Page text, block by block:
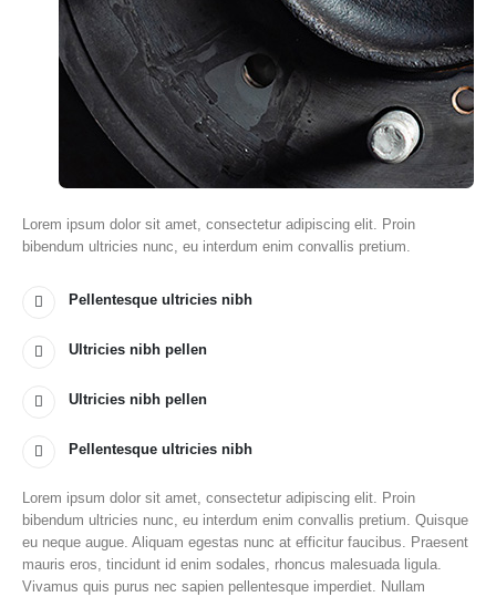
Lorem ipsum dolor sit amet, consectetur adipiscing elit. Proin
bibendum ultricies nunc, eu interdum enim convallis pretium.
Pellentesque ultricies nibh
Ultricies nibh pellen
Ultricies nibh pellen
Pellentesque ultricies nibh
Lorem ipsum dolor sit amet, consectetur adipiscing elit. Proin
bibendum ultricies nunc, eu interdum enim convallis pretium. Quisque
eu neque augue. Aliquam egestas nunc at efficitur faucibus. Praesent
mauris eros, tincidunt id enim sodales, rhoncus malesuada ligula.
Vivamus quis purus nec sapien pellentesque imperdiet. Nullam